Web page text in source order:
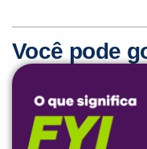
Você pode